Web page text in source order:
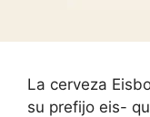
La cerveza
su prefijo eis-